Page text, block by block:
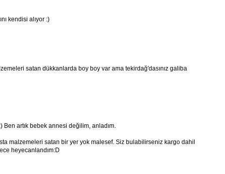
kendisi alıyor :)
satan dükkanlarda boy boy var ama tekirdağ'dasınız galiba
Ben artık bebek annesi değilim, anladım.
malzemeleri satan bir yer yok malesef. Siz bulabilirseniz kargo dahil
heyecanlandım:D